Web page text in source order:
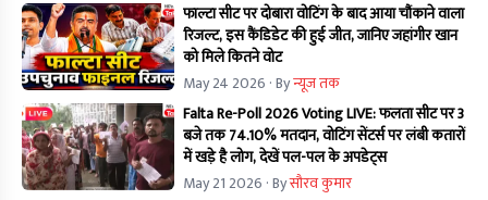
फाल्टा सीट पर दोबारा वोटिंग के बाद आया चौंकाने वाला
रिजल्ट, इस कैंडिडेट की हुई जीत, जानिए जहांगीर खान
को मिले कितने वोट
May 24 2026 · Byन्यूज तक
Falta Re-Poll 2026 Voting LIVE: फलता सीट पर 3
बजे तक 74.10% मतदान, वोटिंग सेंटर्स पर लंबी कतारों
में खड़े है लोग, देखें पल-पल के अपडेट्स
May 21 2026 · Byसौरव कुमार